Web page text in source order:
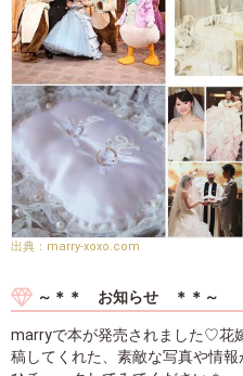
marry-xoxo.com
～＊＊ お知らせ ＊＊～
marryで本が発売されました♡花
稿してくれた、素敵な写真や情